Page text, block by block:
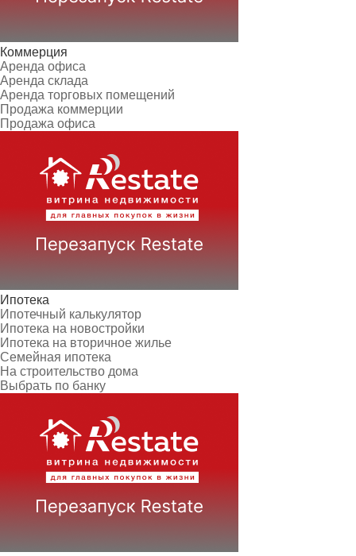
Коммерция
Аренда офиса
Аренда склада
Аренда торговых помещений
Продажа коммерции
Продажа офиса
Ипотека
Ипотечный калькулятор
Ипотека на новостройки
Ипотека на вторичное жилье
Семейная ипотека
На строительство дома
Выбрать по банку